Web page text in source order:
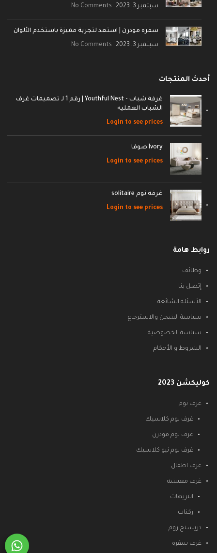
سبتمبر 3, 2023 No Comments
سفره مودرن | استعد لتجربة مميزة باستخدم الألوان
سبتمبر 3, 2023 No Comments
أحدث المنتجات
غرفة شباب - Youthful Nest | رقم 1 لـ تصميمات غرف
الشباب العمليه
Login to see prices
Ivory صوفا
Login to see prices
غرفة نوم solitaire
Login to see prices
روابط هامة
وظائف
إتصل بنا
الأسئلة الشائعة
سياسة الشحن والاسترجاع
سياسة الخصوصية
الشروط و الأحكام
كوليكشن 2023
غرف نوم
غرف نوم كلاسيك
غرف نوم مودرن
غرف نوم نيو كلاسيك
غرف اطفال
غرف معيشه
انتريهات
ركنات
دريسنج روم
غرف سفره